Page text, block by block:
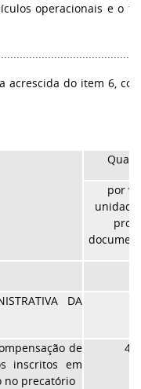
operacionais e o
acrescida do item 6,
por
DA
de
inscritos em
no precatório